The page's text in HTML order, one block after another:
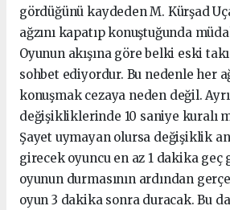
gördüğünü kaydeden M. Kürşad
ağzını kapatıp konuştuğunda
Oyunun akışına göre belki eski
sohbet ediyordur. Bu nedenle her
konuşmak cezaya neden değil.
değişikliklerinde 10 saniye kuralı
Şayet uymayan olursa değişiklik
girecek oyuncu en az 1 dakika geç
oyunun durmasının ardından
oyun 3 dakika sonra duracak. Bu da